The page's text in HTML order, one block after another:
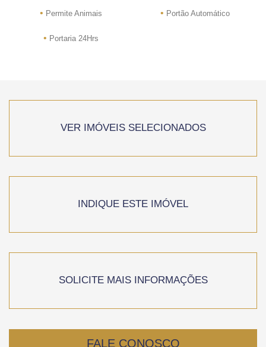
• Permite Animais • Portão Automático
• Portaria 24Hrs
VER IMÓVEIS SELECIONADOS
INDIQUE ESTE IMÓVEL
SOLICITE MAIS INFORMAÇÕES
FALE CONOSCO